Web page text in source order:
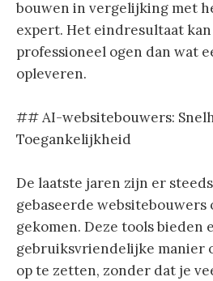
bouwen in vergelijking met
expert. Het eindresultaat
professioneel ogen dan wat
opleveren.
## AI-websitebouwers:
Toegankelijkheid
De laatste jaren zijn er
gebaseerde websitebouwers
gekomen. Deze tools bieden
gebruiksvriendelijke manier
op te zetten, zonder dat je